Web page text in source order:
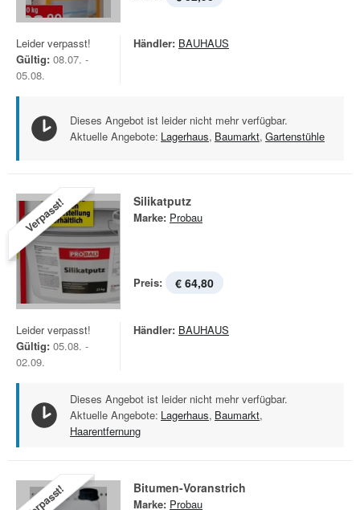
Leider verpasst!
Gültig: 08.07. -
05.08.
Händler: BAUHAUS
Dieses Angebot ist leider nicht mehr verfügbar.
Aktuelle Angebote: Lagerhaus, Baumarkt, Gartenstühle
Verpasst! Silikatputz
Marke: Probau
Preis: € 64,80
Leider verpasst!
Gültig: 05.08. -
02.09.
Händler: BAUHAUS
Dieses Angebot ist leider nicht mehr verfügbar.
Aktuelle Angebote: Lagerhaus, Baumarkt,
Haarentfernung
Verpasst! Bitumen-Voranstrich
Marke: Probau